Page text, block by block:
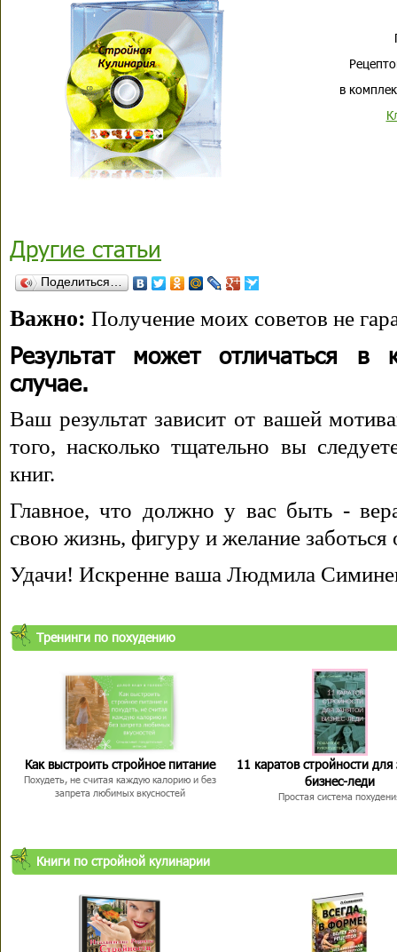
в
Другие статьи
Поделиться…
Важно: Получение моих советов не
Результат может отличаться в
случае.
Ваш результат зависит от вашей
того, насколько тщательно вы
книг.
Главное, что должно у вас быть -
свою жизнь, фигуру и желание заботься
Удачи! Искренне ваша Людмила
Тренинги по похудению
Как выстроить стройное питание
Похудеть, не считая каждую калорию и без
запрета любимых вкусностей
11 каратов стройности для
бизнес-леди
Простая система
Книги по стройной кулинарии